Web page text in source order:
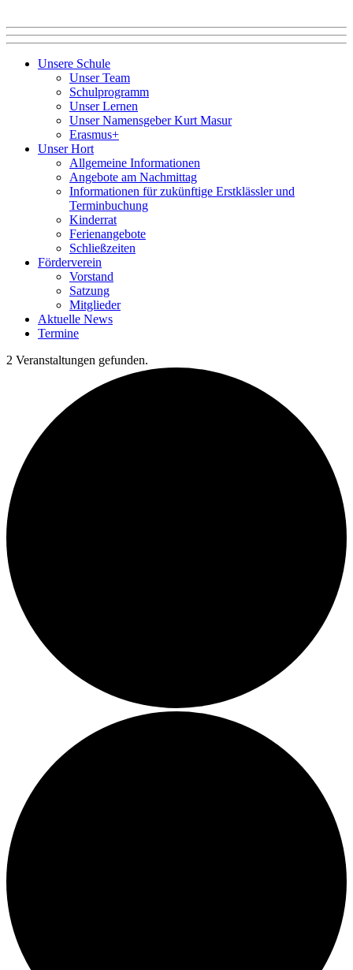
Unsere Schule
Unser Team
Schulprogramm
Unser Lernen
Unser Namensgeber Kurt Masur
Erasmus+
Unser Hort
Allgemeine Informationen
Angebote am Nachmittag
Informationen für zukünftige Erstklässler und
Terminbuchung
Kinderrat
Ferienangebote
Schließzeiten
Förderverein
Vorstand
Satzung
Mitglieder
Aktuelle News
Termine
2 Veranstaltungen gefunden.